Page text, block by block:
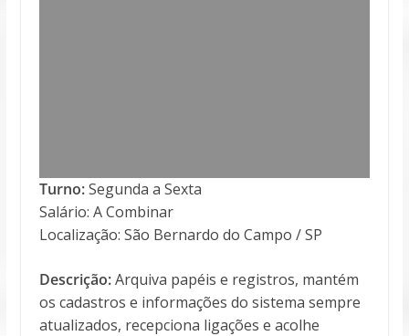
Turno:Segunda a Sexta
Salário: A Combinar
Localização: São Bernardo do Campo / SP
Descrição:Arquiva papéis e registros, mantém
os cadastros e informações do sistema sempre
atualizados, recepciona ligações e acolhe